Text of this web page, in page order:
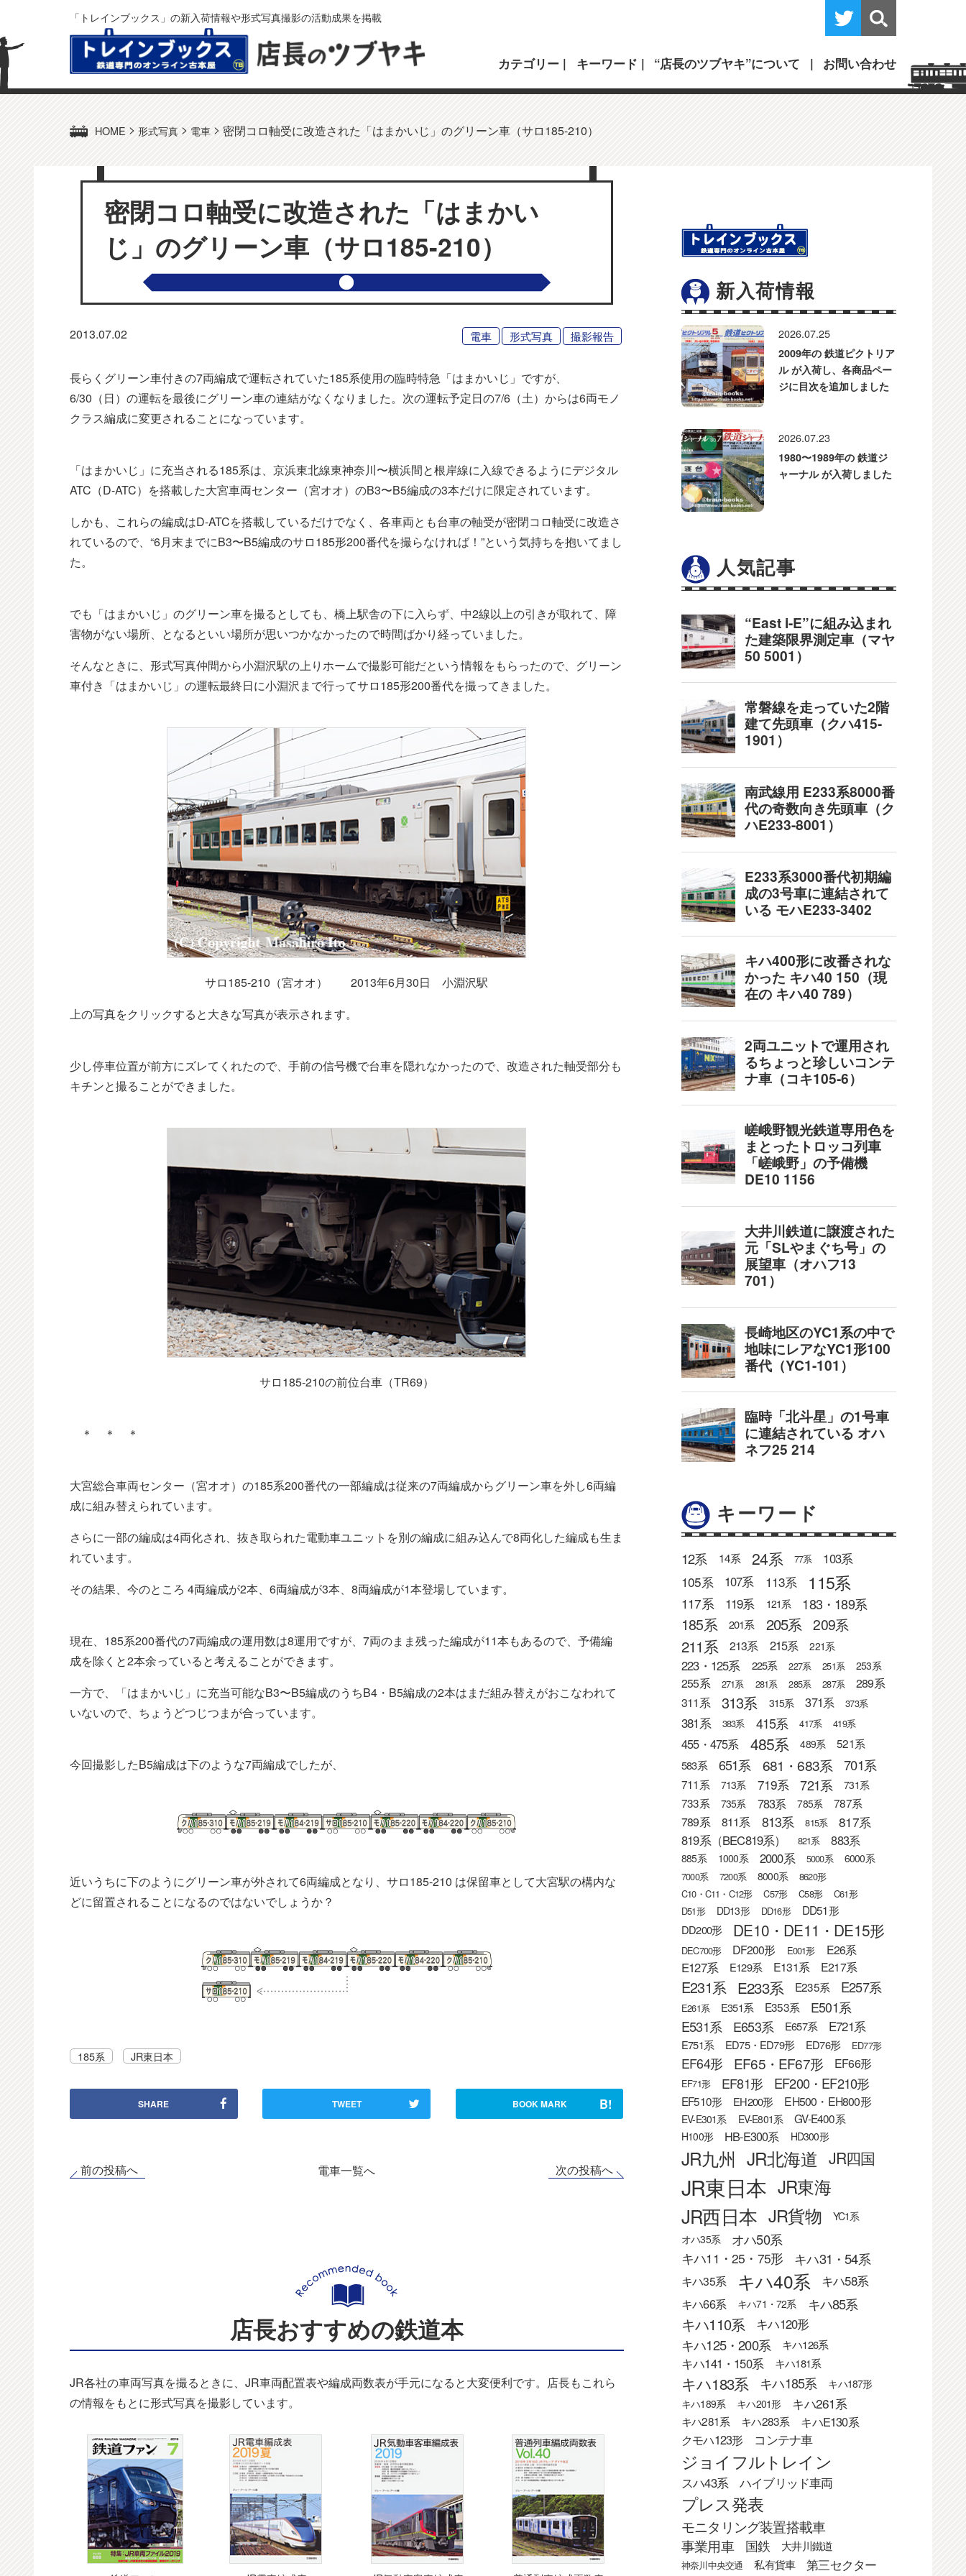
「トレインブックス」の新入荷情報や形式写真撮影の活動成果を掲載
カテゴリー キーワード “店長のツブヤキ”について お問い合わせ
HOME > 形式写真 > 電車 > 密閉コロ軸受に改造された「はまかいじ」のグリーン車（サロ185-210）
密閉コロ軸受に改造された「はまかい
じ」のグリーン車（サロ185-210）
2013.07.02 電車 形式写真 撮影報告
長らくグリーン車付きの7両編成で運転されていた185系使用の臨時特急「はまかいじ」ですが、
6/30（日）の運転を最後にグリーン車の連結がなくなりました。次の運転予定日の7/6（土）からは6両モノ
クラス編成に変更されることになっています。
「はまかいじ」に充当される185系は、京浜東北線東神奈川〜横浜間と根岸線に入線できるようにデジタル
ATC（D-ATC）を搭載した大宮車両センター（宮オオ）のB3〜B5編成の3本だけに限定されています。
しかも、これらの編成はD-ATCを搭載しているだけでなく、各車両とも台車の軸受が密閉コロ軸受に改造さ
れているので、“6月末までにB3〜B5編成のサロ185形200番代を撮らなければ！”という気持ちを抱いてまし
た。
でも「はまかいじ」のグリーン車を撮るとしても、橋上駅舎の下に入らず、中2線以上の引きが取れて、障
害物がない場所、となるといい場所が思いつかなかったので時間ばかり経っていました。
そんなときに、形式写真仲間から小淵沢駅の上りホームで撮影可能だという情報をもらったので、グリーン
車付き「はまかいじ」の運転最終日に小淵沢まで行ってサロ185形200番代を撮ってきました。
サロ185-210（宮オオ） 2013年6月30日 小淵沢駅
上の写真をクリックすると大きな写真が表示されます。
少し停車位置が前方にズレてくれたので、手前の信号機で台車を隠れなかったので、改造された軸受部分も
キチンと撮ることができました。
サロ185-210の前位台車（TR69）
＊ ＊ ＊
大宮総合車両センター（宮オオ）の185系200番代の一部編成は従来の7両編成からグリーン車を外し6両編
成に組み替えられています。
さらに一部の編成は4両化され、抜き取られた電動車ユニットを別の編成に組み込んで8両化した編成も生ま
れています。
その結果、今のところ 4両編成が2本、6両編成が3本、8両編成が1本登場しています。
現在、185系200番代の7両編成の運用数は8運用ですが、7両のまま残った編成が11本もあるので、予備編
成を除くと2本余っていると考えることができます。
一方で、「はまかいじ」に充当可能なB3〜B5編成のうちB4・B5編成の2本はまだ組み替えがおこなわれて
いないので、ちょうどつじつまが合っています。
今回撮影したB5編成は下のような7両編成でしたが、
近いうちに下のようにグリーン車が外されて6両編成となり、サロ185-210 は保留車として大宮駅の構内な
どに留置されることになるのではないでしょうか？
185系 JR東日本
SHARE TWEET BOOK MARK B!
前の投稿へ 電車一覧へ 次の投稿へ
店長おすすめの鉄道本
JR各社の車両写真を撮るときに、JR車両配置表や編成両数表が手元になると大変便利です。店長もこれら
の情報をもとに形式写真を撮影しています。
新入荷情報
2026.07.25
2009年の 鉄道ピクトリア
ル が入荷し、各商品ペー
ジに目次を追加しました
2026.07.23
1980〜1989年の 鉄道ジ
ャーナル が入荷しました
人気記事
キーワード
12系 14系 24系 77系 103系
105系 107系 113系 115系
117系 119系 121系 183・189系
185系 201系 205系 209系
211系 213系 215系 221系
223・125系 225系 227系 251系 253系
255系 271系 281系 285系 287系
289系
311系
313系 315系 371系 373系
381系 383系 415系 417系 419系
455・475系 485系 489系 521系
583系 651系 681・683系 701系
711系 713系 719系 721系 731系
733系 735系 783系 785系 787系
789系 811系 813系 815系 817系
819系（BEC819系） 821系 883系
885系 1000系 2000系 5000系 6000系
7000系 7200系 8000系
8620形
C10・C11・C12形
C57形 C58形
C61形
D51形
DD13形 DD16形 DD51形
DD200形 DE10・DE11・DE15形
DEC700形 DF200形 E001形 E26系
E127系 E129系 E131系 E217系
E231系 E233系 E235系 E257系
E261系 E351系 E353系 E501系
E531系 E653系 E657系 E721系
E751系 ED75・ED79形 ED76形 ED77形
EF64形 EF65・EF67形 EF66形
EF71形 EF81形 EF200・EF210形
EF510形 EH200形 EH500・EH800形
EV-E301系 EV-E801系 GV-E400系
H100形 HB-E300系 HD300形
JR九州 JR北海道 JR四国
JR東日本 JR東海
JR西日本 JR貨物
YC1系
オハ35系
オハ50系
キハ11・25・75形 キハ31・54系
キハ35系 キハ40系
キハ58系
キハ66系
キハ71・72系 キハ85系
キハ110系 キハ120形
キハ125・200系 キハ126系
キハ141・150系 キハ181系
キハ183系 キハ185系
キハ187形
キハ189系
キハ201形 キハ261系
キハ281系 キハ283系
キハE130系
クモハ123形
コンテナ車
ジョイフルトレイン
スハ43系 ハイブリッド車両
プレス発表
モニタリング装置搭載車
事業用車 国鉄 大井川鐵道
神奈川中央交通 私有貨車
第三セクター